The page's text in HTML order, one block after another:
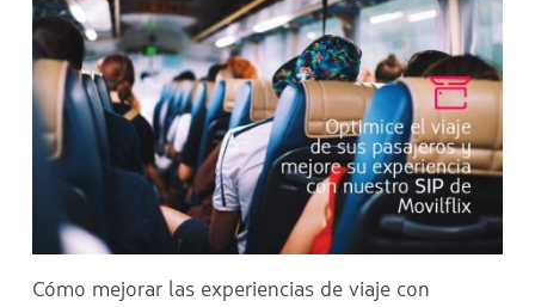
Cómo mejorar las experiencias de viaje con